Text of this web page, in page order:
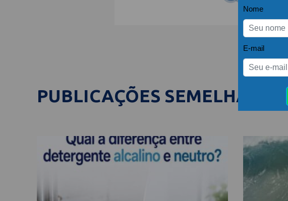
PUBLICAÇÕES SEMELHANTES